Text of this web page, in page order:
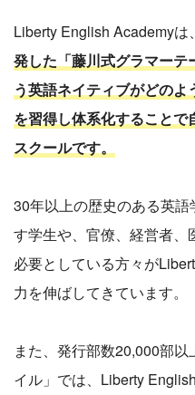
Liberty English Academyは、
発した「藤川式グラマー
う英語ネイティブがどの
を習得し体系化すること
スクールです。
30年以上の歴史のある英
す学生や、官僚、経営者、
必要としている方々が
力を伸ばしてきています。
また、発行部数20,000部
イル」では、Liberty